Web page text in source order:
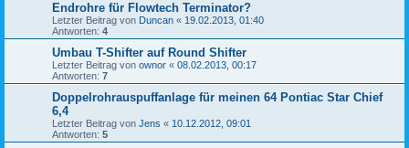
Endrohre für Flowtech Terminator?
Letzter Beitrag von Duncan « 19.02.2013, 01:40
Antworten: 4
Umbau T-Shifter auf Round Shifter
Letzter Beitrag von ownor « 08.02.2013, 00:17
Antworten: 7
Doppelrohrauspuffanlage für meinen 64 Pontiac Star Chief
6,4
Letzter Beitrag von Jens « 10.12.2012, 09:01
Antworten: 5